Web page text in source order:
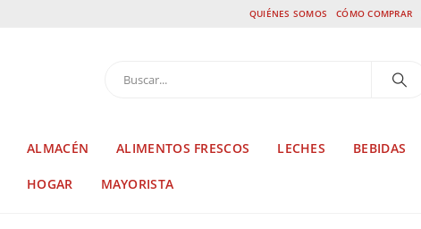
QUIÉNES SOMOS CÓMO COMPRAR
ALMACÉN ALIMENTOS FRESCOS LECHES BEBIDAS
HOGAR MAYORISTA